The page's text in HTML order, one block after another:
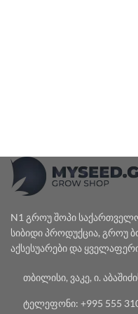
N1 გროუ შოპი
სიბიდი პროდუქცია, გროუ
აქსესუარები და
თბილისი, ვაკე, ი.
ტელეფონი: +995 555